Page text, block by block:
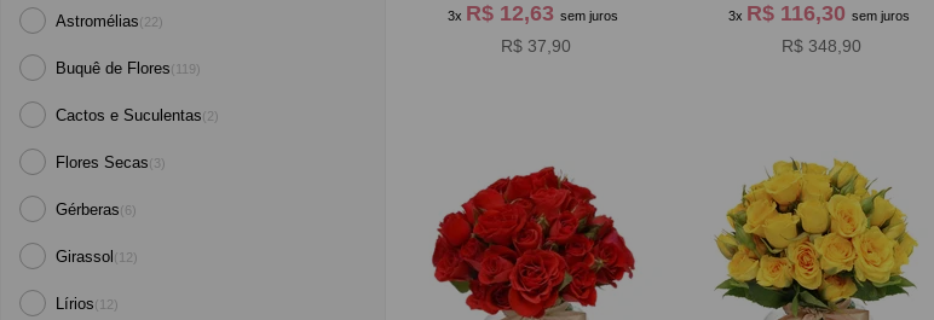
Astromélias(22)
Buquê de Flores(119)
Cactos e Suculentas(2)
Flores Secas(3)
Gérberas(6)
Girassol (12)
Lírios(12)
3x R$ 12,63sem juros
R$ 37,90
3x R$ 116,30sem juros
R$ 348,90